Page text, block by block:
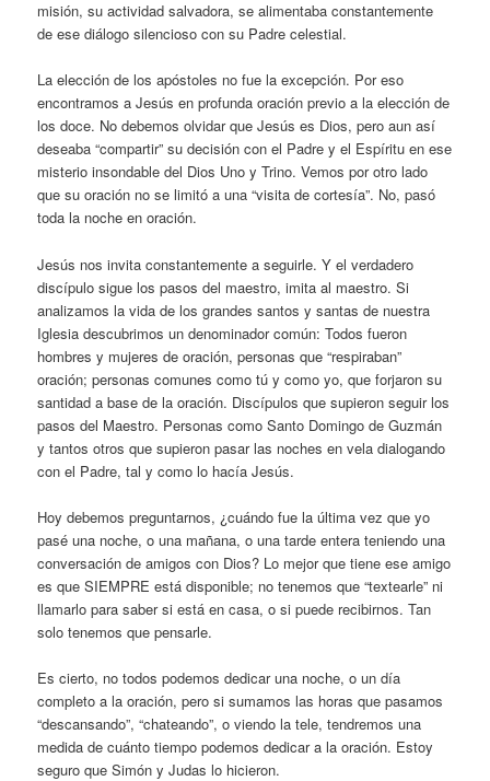
misión, su actividad salvadora, se alimentaba constantemente
de ese diálogo silencioso con su Padre celestial.
La elección de los apóstoles no fue la excepción. Por eso
encontramos a Jesús en profunda oración previo a la elección de
los doce. No debemos olvidar que Jesús es Dios, pero aun así
deseaba “compartir” su decisión con el Padre y el Espíritu en ese
misterio insondable del Dios Uno y Trino. Vemos por otro lado
que su oración no se limitó a una “visita de cortesía”. No, pasó
toda la noche en oración.
Jesús nos invita constantemente a seguirle. Y el verdadero
discípulo sigue los pasos del maestro, imita al maestro. Si
analizamos la vida de los grandes santos y santas de nuestra
Iglesia descubrimos un denominador común: Todos fueron
hombres y mujeres de oración, personas que “respiraban”
oración; personas comunes como tú y como yo, que forjaron su
santidad a base de la oración. Discípulos que supieron seguir los
pasos del Maestro. Personas como Santo Domingo de Guzmán
y tantos otros que supieron pasar las noches en vela dialogando
con el Padre, tal y como lo hacía Jesús.
Hoy debemos preguntarnos, ¿cuándo fue la última vez que yo
pasé una noche, o una mañana, o una tarde entera teniendo una
conversación de amigos con Dios? Lo mejor que tiene ese amigo
es que SIEMPRE está disponible; no tenemos que “textearle” ni
llamarlo para saber si está en casa, o si puede recibirnos. Tan
solo tenemos que pensarle.
Es cierto, no todos podemos dedicar una noche, o un día
completo a la oración, pero si sumamos las horas que pasamos
“descansando”, “chateando”, o viendo la tele, tendremos una
medida de cuánto tiempo podemos dedicar a la oración. Estoy
seguro que Simón y Judas lo hicieron.